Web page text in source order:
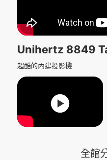
Unihertz 8849
超酷的內建投影機
全館